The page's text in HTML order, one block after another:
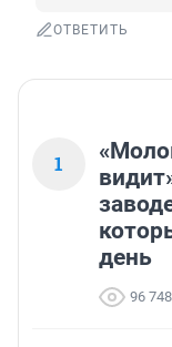
ОТВЕТИТЬ
1
день
96 748